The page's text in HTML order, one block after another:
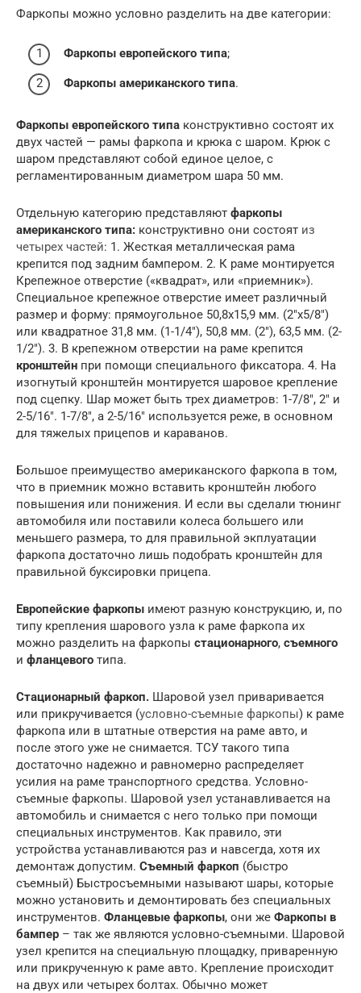
Фаркопы можно условно разделить на две категории:
Фаркопы европейского типа;
Фаркопы американского типа.
Фаркопы европейского типа конструктивно состоят их
двух частей — рамы фаркопа и крюка с шаром. Крюк с
шаром представляют собой единое целое, с
регламентированным диаметром шара 50 мм.
Отдельную категорию представляют фаркопы
американского типа: конструктивно они состоят из
четырех частей: 1. Жесткая металлическая рама
крепится под задним бампером. 2. К раме монтируется
Крепежное отверстие («квадрат», или «приемник»).
Специальное крепежное отверстие имеет различный
размер и форму: прямоугольное 50,8х15,9 мм. (2″x5/8″)
или квадратное 31,8 мм. (1-1/4″), 50,8 мм. (2″), 63,5 мм. (2-
1/2″). 3. В крепежном отверстии на раме крепится
кронштейн при помощи специального фиксатора. 4. На
изогнутый кронштейн монтируется шаровое крепление
под сцепку. Шар может быть трех диаметров: 1-7/8″, 2″ и
2-5/16″. 1-7/8″, а 2-5/16″ используется реже, в основном
для тяжелых прицепов и караванов.
Большое преимущество американского фаркопа в том,
что в приемник можно вставить кронштейн любого
повышения или понижения. И если вы сделали тюнинг
автомобиля или поставили колеса большего или
меньшего размера, то для правильной экплуатации
фаркопа достаточно лишь подобрать кронштейн для
правильной буксировки прицепа.
Европейские фаркопы имеют разную конструкцию, и, по
типу крепления шарового узла к раме фаркопа их
можно разделить на фаркопы стационарного, съемного
и фланцевого типа.
Стационарный фаркоп. Шаровой узел приваривается
или прикручивается (условно-съемные фаркопы) к раме
фаркопа или в штатные отверстия на раме авто, и
после этого уже не снимается. ТСУ такого типа
достаточно надежно и равномерно распределяет
усилия на раме транспортного средства. Условно-
съемные фаркопы. Шаровой узел устанавливается на
автомобиль и снимается с него только при помощи
специальных инструментов. Как правило, эти
устройства устанавливаются раз и навсегда, хотя их
демонтаж допустим. Съемный фаркоп (быстро
съемный) Быстросъемными называют шары, которые
можно установить и демонтировать без специальных
инструментов. Фланцевые фаркопы, они же Фаркопы в
бампер – так же являются условно-съемными. Шаровой
узел крепится на специальную площадку, приваренную
или прикрученную к раме авто. Крепление происходит
на двух или четырех болтах. Обычно может